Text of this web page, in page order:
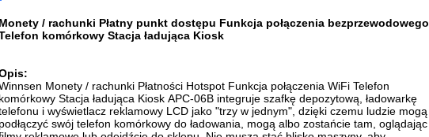
Monety / rachunki Płatny punkt dostępu Funkcja połączenia bezprzewodowego
komórkowy Stacja ładująca Kiosk
Monety / rachunki Płatności Hotspot Funkcja połączenia WiFi Telefon
komórkowy Stacja ładująca Kiosk APC-06B integruje szafkę depozytową, ładowarkę
i wyświetlacz reklamowy LCD jako "trzy w jednym", dzięki czemu ludzie mogą
podłączyć swój telefon komórkowy do ładowania, mogą albo zostańcie tam, oglądając